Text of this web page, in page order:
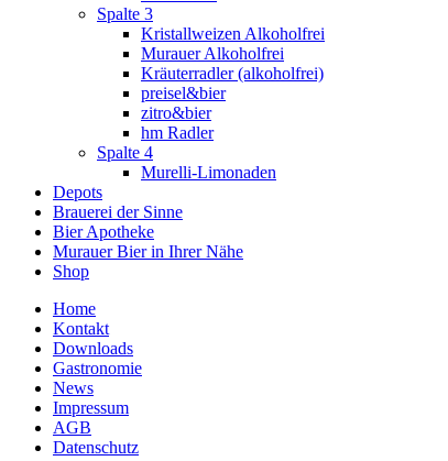
Spalte 3
Kristallweizen Alkoholfrei
Murauer Alkoholfrei
Kräuterradler (alkoholfrei)
preisel&bier
zitro&bier
hm Radler
Spalte 4
Murelli-Limonaden
Depots
Brauerei der Sinne
Bier Apotheke
Murauer Bier in Ihrer Nähe
Shop
Home
Kontakt
Downloads
Gastronomie
News
Impressum
AGB
Datenschutz